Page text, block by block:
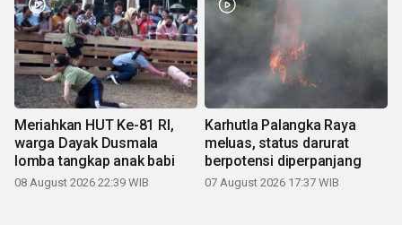
Meriahkan HUT Ke-81 RI,
warga Dayak Dusmala
lomba tangkap anak babi
08 August 2026 22:39 WIB
Karhutla Palangka Raya
meluas, status darurat
berpotensi diperpanjang
07 August 2026 17:37 WIB